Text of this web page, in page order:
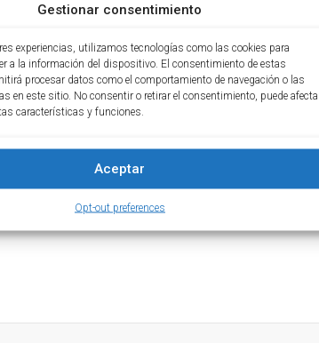
Gestionar consentimiento
experiencias, utilizamos tecnologías como las cookies para
a la información del dispositivo. El consentimiento de estas
procesar datos como el comportamiento de navegación o las
en este sitio. No consentir o retirar el consentimiento, puede
características y funciones.
Aceptar
Opt-out preferences
gobierno nacional expidió el decreto 688, el cual
para los contribuyentes con saldos en la DIAN o
DIAN,IMPUESTOS